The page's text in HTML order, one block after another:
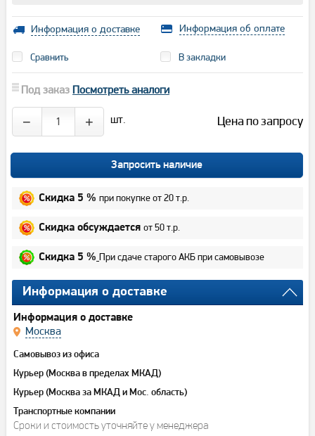
Информация о доставке Информация об оплате
Сравнить В закладки
Под заказ Посмотреть аналоги
− + шт. Цена по запросу
Запросить наличие
Скидка 5 % при покупке от 20 т.р.
Скидка обсуждается от 50 т.р.
Скидка 5 % При сдаче старого АКБ при самовывозе
Информация о доставке
Информация о доставке
Москва
Самовывоз из офиса
Курьер (Москва в пределах МКАД)
Курьер (Москва за МКАД и Мос. область)
Транспортные компании
Сроки и стоимость уточняйте у менеджера